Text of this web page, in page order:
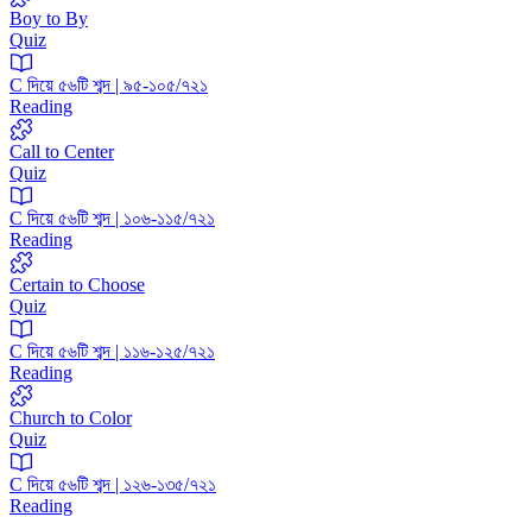
Boy to By
Quiz
C দিয়ে ৫৬টি শব্দ | ৯৫-১০৫/৭২১
Reading
Call to Center
Quiz
C দিয়ে ৫৬টি শব্দ | ১০৬-১১৫/৭২১
Reading
Certain to Choose
Quiz
C দিয়ে ৫৬টি শব্দ | ১১৬-১২৫/৭২১
Reading
Church to Color
Quiz
C দিয়ে ৫৬টি শব্দ | ১২৬-১৩৫/৭২১
Reading